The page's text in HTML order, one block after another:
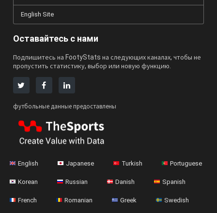
English Site
Оставайтесь с нами
Подпишитесь на FootyStats на следующих каналах, чтобы не
пропустить статистику, выбор или новую функцию.
футбольные данные предоставлены
English Japanese Turkish Portuguese
Korean Russian Danish Spanish
French Romanian Greek Swedish